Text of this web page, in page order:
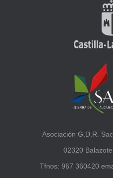
Asociación G.D.R.
02320
Tfnos: 967 360420